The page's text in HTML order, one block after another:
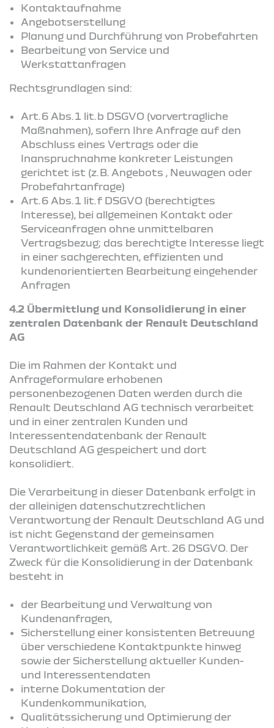
Kontaktaufnahme
Angebotserstellung
Planung und Durchführung von Probefahrten
Bearbeitung von Service und
Werkstattanfragen
Rechtsgrundlagen sind:
Art. 6 Abs. 1 lit. b DSGVO (vorvertragliche
Maßnahmen), sofern Ihre Anfrage auf den
Abschluss eines Vertrags oder die
Inanspruchnahme konkreter Leistungen
gerichtet ist (z. B. Angebots , Neuwagen oder
Probefahrtanfrage)
Art. 6 Abs. 1 lit. f DSGVO (berechtigtes
Interesse), bei allgemeinen Kontakt oder
Serviceanfragen ohne unmittelbaren
Vertragsbezug; das berechtigte Interesse liegt
in einer sachgerechten, effizienten und
kundenorientierten Bearbeitung eingehender
Anfragen
4.2 Übermittlung und Konsolidierung in einer
zentralen Datenbank der Renault Deutschland
AG
Die im Rahmen der Kontakt und
Anfrageformulare erhobenen
personenbezogenen Daten werden durch die
Renault Deutschland AG technisch verarbeitet
und in einer zentralen Kunden und
Interessentendatenbank der Renault
Deutschland AG gespeichert und dort
konsolidiert.
Die Verarbeitung in dieser Datenbank erfolgt in
der alleinigen datenschutzrechtlichen
Verantwortung der Renault Deutschland AG und
ist nicht Gegenstand der gemeinsamen
Verantwortlichkeit gemäß Art. 26 DSGVO. Der
Zweck für die Konsolidierung in der Datenbank
besteht in
der Bearbeitung und Verwaltung von
Kundenanfragen,
Sicherstellung einer konsistenten Betreuung
über verschiedene Kontaktpunkte hinweg
sowie der Sicherstellung aktueller Kunden-
und Interessentendaten
interne Dokumentation der
Kundenkommunikation,
Qualitätssicherung und Optimierung der